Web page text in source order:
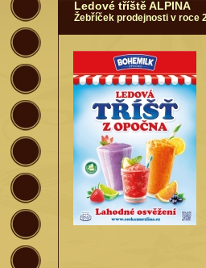
Ledové tříště ALPINA
Žebříček prodejnosti v roce